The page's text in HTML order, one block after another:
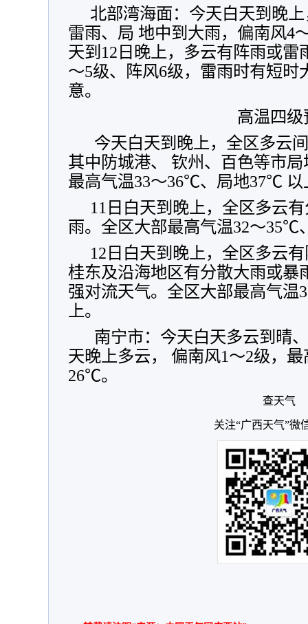
北部湾海面：今天白天到晚
雷雨、局 地中到大雨，偏南风4
天到12日晚上，多云有阵雨或雷
～5级、阵风6级，雷雨时有短时
意。
高温四
今天白天到晚上，全区多云
其中防城港、 钦州、百色等市
最高气温33～36℃、局地37℃ 以
11日白天到晚上，全区多云
雨。全区大部最高气温32～35℃
12日白天到晚上，全区多云
桂东及沿海地区有分散大雨或暴
强对流天气。全区大部最高气
上。
南宁市：今天白天多云到晴
天晚上多云， 偏南风1～2级，
26℃。
查天气
关注“广西天气”微